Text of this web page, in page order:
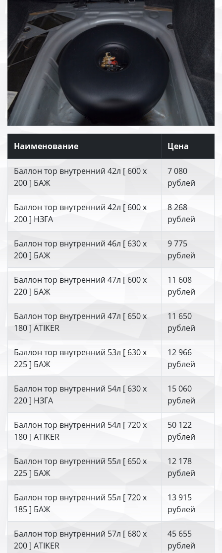
Наименование Цена
Баллон тор внутренний 42л [ 600 х
200 ] БАЖ
7 080
рублей
Баллон тор внутренний 42л [ 600 х
200 ] НЗГА
8 268
рублей
Баллон тор внутренний 46л [ 630 х
200 ] БАЖ
9 775
рублей
Баллон тор внутренний 47л [ 600 х
220 ] БАЖ
11 608
рублей
Баллон тор внутренний 47л [ 650 х
180 ] ATIKER
11 650
рублей
Баллон тор внутренний 53л [ 630 х
225 ] БАЖ
12 966
рублей
Баллон тор внутренний 54л [ 630 х
220 ] НЗГА
15 060
рублей
Баллон тор внутренний 54л [ 720 х
180 ] ATIKER
50 122
рублей
Баллон тор внутренний 55л [ 650 х
225 ] БАЖ
12 178
рублей
Баллон тор внутренний 55л [ 720 х
185 ] БАЖ
13 915
рублей
Баллон тор внутренний 57л [ 680 х
200 ] ATIKER
45 655
рублей